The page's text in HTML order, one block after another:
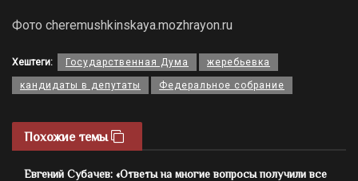
Фото cheremushkinskaya.mozhrayon.ru
Хештеги: Государственная Дума жеребьевка
кандидаты в депутаты Федеральное собрание
Похожие темы
Евгений Субачев: «Ответы на многие вопросы получили все